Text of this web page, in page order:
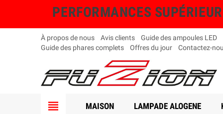
PERFORMANCES
À propos de nous Avis clients Guide des ampoules LED
Guide des phares complets
Offres du jour Contactez-
view_headline MAISON LAMPADE ALOGENE